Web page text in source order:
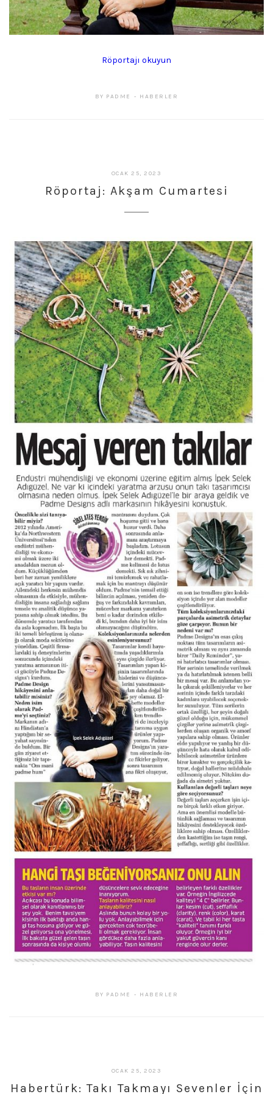
Röportajı okuyun
BY PADME HABERLER
OCAK 25, 2023
2023
Röportaj: Akşam Cumartesi
BY PADME HABERLER
OCAK 25, 2023
2023
Habertürk: Takı Takmayı Sevenler İçin